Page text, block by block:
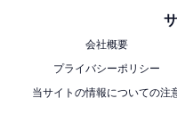
会社概要
プライバシーポリシー
当サイトの情報についての注